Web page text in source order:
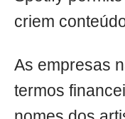
criem
As empresas
termos